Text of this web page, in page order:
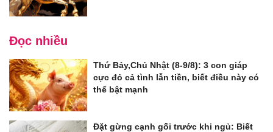
Đọc nhiều
Thứ Bảy,Chủ Nhật (8-9/8): 3 con giáp
cực đỏ cả tình lẫn tiền, biết điều này có
thể bật mạnh
Đặt gừng cạnh gối trước khi ngủ: Biết